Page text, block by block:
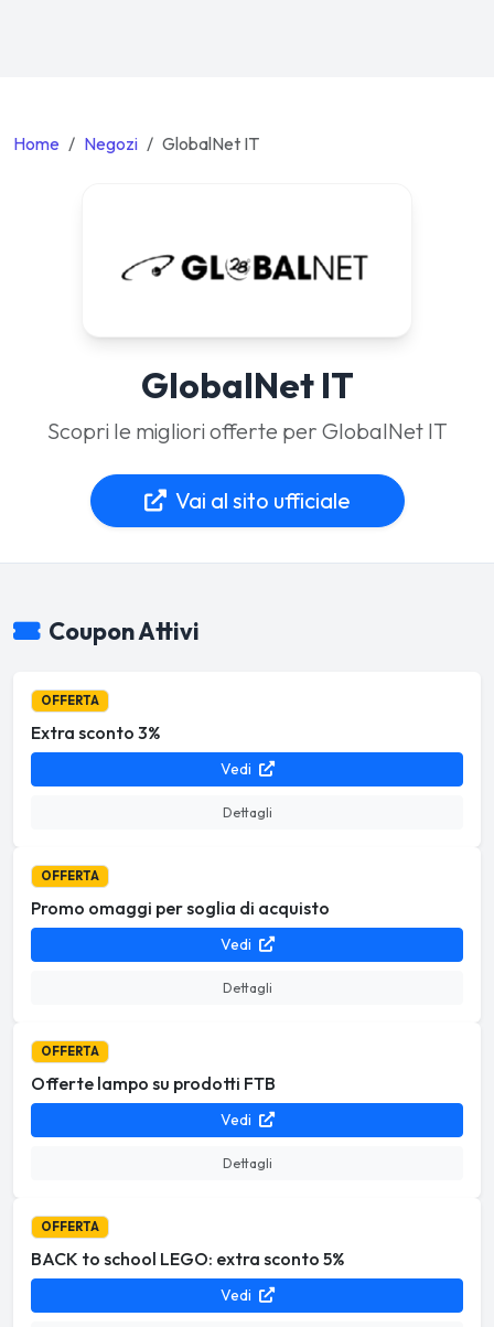
Home Negozi GlobalNet IT
GlobalNet IT
Scopri le migliori offerte per GlobalNet IT
Vai al sito ufficiale
Coupon Attivi
OFFERTA
Extra sconto 3%
Vedi
Dettagli
OFFERTA
Promo omaggi per soglia di acquisto
Vedi
Dettagli
OFFERTA
Offerte lampo su prodotti FTB
Vedi
Dettagli
OFFERTA
BACK to school LEGO: extra sconto 5%
Vedi